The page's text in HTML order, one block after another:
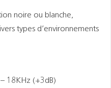
noire ou blanche,
types d’environnements
18KHz (+3dB)